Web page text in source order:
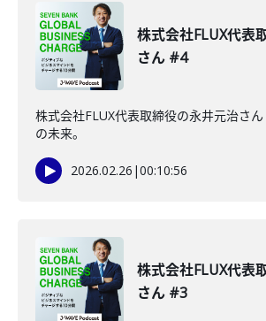
株式会社FLUX代表
さん #4
株式会社FLUX代表取締役の永井元治さ
の未来。
2026.02.26 |00:10:56
株式会社FLUX代表
さん #3